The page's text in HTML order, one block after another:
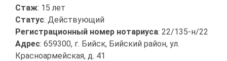
Стаж: 15 лет
Статус: Действующий
Регистрационный номер нотариуса: 22/135-н/22
Адрес: 659300, г. Бийск, Бийский район, ул.
Красноармейская, д. 41